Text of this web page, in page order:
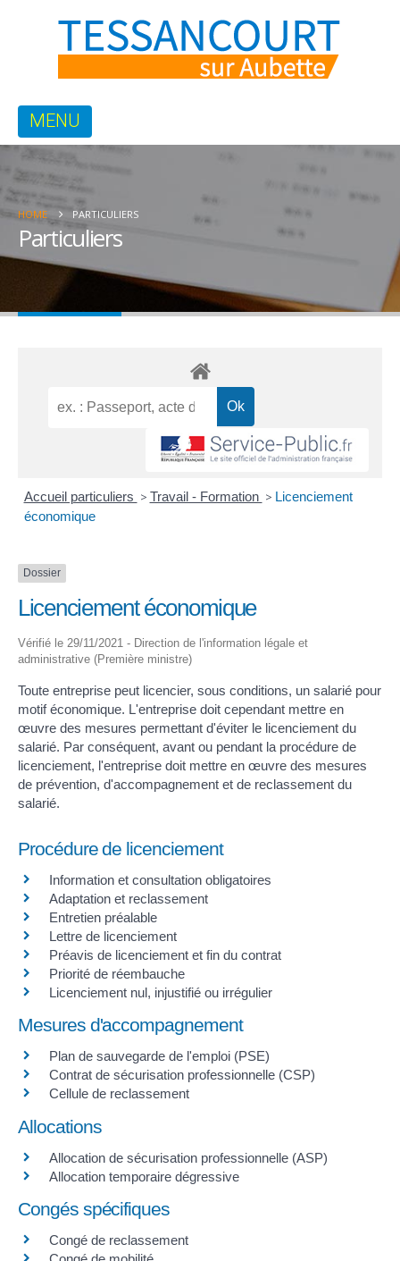
HOME PARTICULIERS
Particuliers
Accueil particuliers > Travail - Formation > Licenciement
économique
Dossier
Licenciement économique
Vérifié le 29/11/2021 - Direction de l'information légale et
administrative (Première ministre)
Toute entreprise peut licencier, sous conditions, un salarié pour
motif économique. L'entreprise doit cependant mettre en
œuvre des mesures permettant d'éviter le licenciement du
salarié. Par conséquent, avant ou pendant la procédure de
licenciement, l'entreprise doit mettre en œuvre des mesures
de prévention, d'accompagnement et de reclassement du
salarié.
Procédure de licenciement
Information et consultation obligatoires
Adaptation et reclassement
Entretien préalable
Lettre de licenciement
Préavis de licenciement et fin du contrat
Priorité de réembauche
Licenciement nul, injustifié ou irrégulier
Mesures d'accompagnement
Plan de sauvegarde de l'emploi (PSE)
Contrat de sécurisation professionnelle (CSP)
Cellule de reclassement
Allocations
Allocation de sécurisation professionnelle (ASP)
Allocation temporaire dégressive
Congés spécifiques
Congé de reclassement